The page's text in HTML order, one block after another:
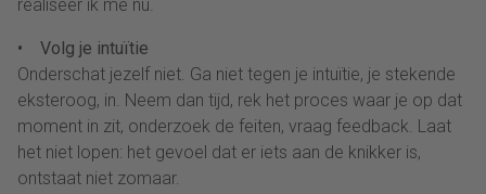
realiseer ik me nu.
• Volg je intuïtie
Onderschat jezelf niet. Ga niet tegen je intuïtie, je stekende
eksteroog, in. Neem dan tijd, rek het proces waar je op dat
moment in zit, onderzoek de feiten, vraag feedback. Laat
het niet lopen: het gevoel dat er iets aan de knikker is,
ontstaat niet zomaar.